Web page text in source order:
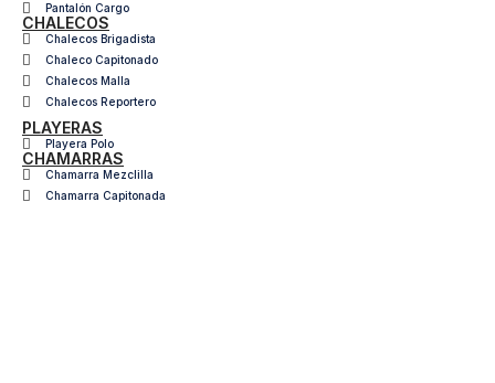
Pantalón Cargo
CHALECOS
Chalecos Brigadista
Chaleco Capitonado
Chalecos Malla
Chalecos Reportero
PLAYERAS
Playera Polo
CHAMARRAS
Chamarra Mezclilla
Chamarra Capitonada